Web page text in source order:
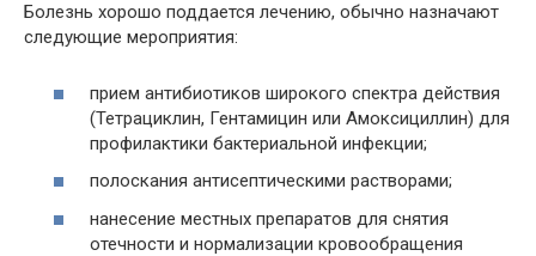
Болезнь хорошо поддается лечению, обычно назначают
следующие мероприятия:
прием антибиотиков широкого спектра действия
(Тетрациклин, Гентамицин или Амоксициллин) для
профилактики бактериальной инфекции;
полоскания антисептическими растворами;
нанесение местных препаратов для снятия
отечности и нормализации кровообращения